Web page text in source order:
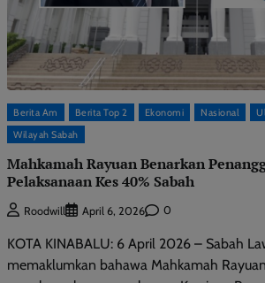
Berita Am Berita Top 2 Ekonomi Nasional
Wilayah Sabah
Mahkamah Rayuan Benarkan
Pelaksanaan Kes 40% Sabah
Roodwill April 6, 2026 0
KOTA KINABALU: 6 April 2026 – Sabah
memaklumkan bahawa Mahkamah